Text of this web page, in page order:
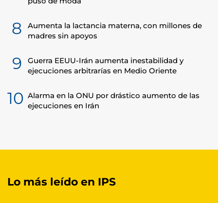
8
Aumenta la lactancia materna, con millones de
madres sin apoyos
9
Guerra EEUU-Irán aumenta inestabilidad y
ejecuciones arbitrarías en Medio Oriente
10 Alarma en la ONU por drástico aumento de las
ejecuciones en Irán
Lo más leído en IPS